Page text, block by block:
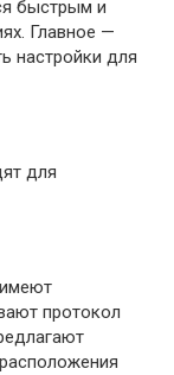
быстрым и
Главное —
настройки для
для
протокол